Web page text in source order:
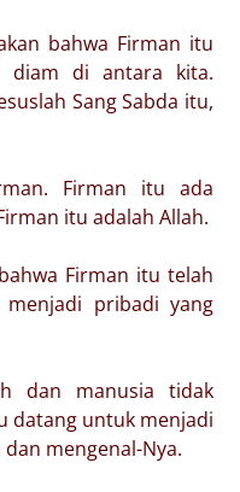
bahwa Firman itu
diam di antara kita.
Sang Sabda itu,
Firman itu ada
itu adalah Allah.
Firman itu telah
pribadi yang
dan manusia tidak
datang untuk menjadi
mengenal-Nya.